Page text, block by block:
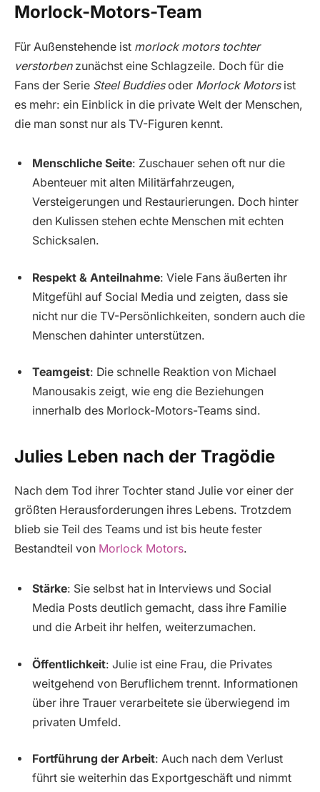
Morlock-Motors-Team
Für Außenstehende ist morlock motors tochter
verstorbenzunächst eine Schlagzeile. Doch für die
Fans der Serie Steel Buddiesoder Morlock Motorsist
es mehr: ein Einblick in die private Welt der Menschen,
die man sonst nur als TV-Figuren kennt.
Menschliche Seite: Zuschauer sehen oft nur die
Abenteuer mit alten Militärfahrzeugen,
Versteigerungen und Restaurierungen. Doch hinter
den Kulissen stehen echte Menschen mit echten
Schicksalen.
Respekt & Anteilnahme: Viele Fans äußerten ihr
Mitgefühl auf Social Media und zeigten, dass sie
nicht nur die TV-Persönlichkeiten, sondern auch die
Menschen dahinter unterstützen.
Teamgeist: Die schnelle Reaktion von Michael
Manousakis zeigt, wie eng die Beziehungen
innerhalb des Morlock-Motors-Teams sind.
Julies Leben nach der Tragödie
Nach dem Tod ihrer Tochter stand Julie vor einer der
größten Herausforderungen ihres Lebens. Trotzdem
blieb sie Teil des Teams und ist bis heute fester
Bestandteil von Morlock Motors.
Stärke: Sie selbst hat in Interviews und Social
Media Posts deutlich gemacht, dass ihre Familie
und die Arbeit ihr helfen, weiterzumachen.
Öffentlichkeit: Julie ist eine Frau, die Privates
weitgehend von Beruflichem trennt. Informationen
über ihre Trauer verarbeitete sie überwiegend im
privaten Umfeld.
Fortführung der Arbeit: Auch nach dem Verlust
führt sie weiterhin das Exportgeschäft und nimmt